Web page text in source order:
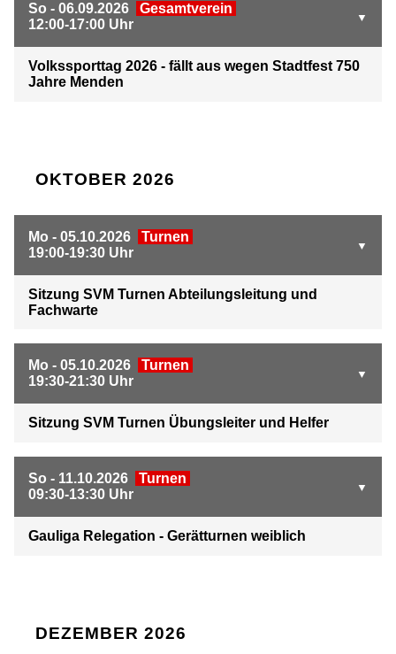
So - 06.09.2026
Gesamtverein
12:00-17:00 Uhr
Volkssporttag 2026 - fällt aus wegen Stadtfest 750
Jahre Menden
OKTOBER 2026
Mo - 05.10.2026
Turnen
19:00-19:30 Uhr
Sitzung SVM Turnen Abteilungsleitung und
Fachwarte
Mo - 05.10.2026
Turnen
19:30-21:30 Uhr
Sitzung SVM Turnen Übungsleiter und Helfer
So - 11.10.2026
Turnen
09:30-13:30 Uhr
Gauliga Relegation - Gerätturnen weiblich
DEZEMBER 2026